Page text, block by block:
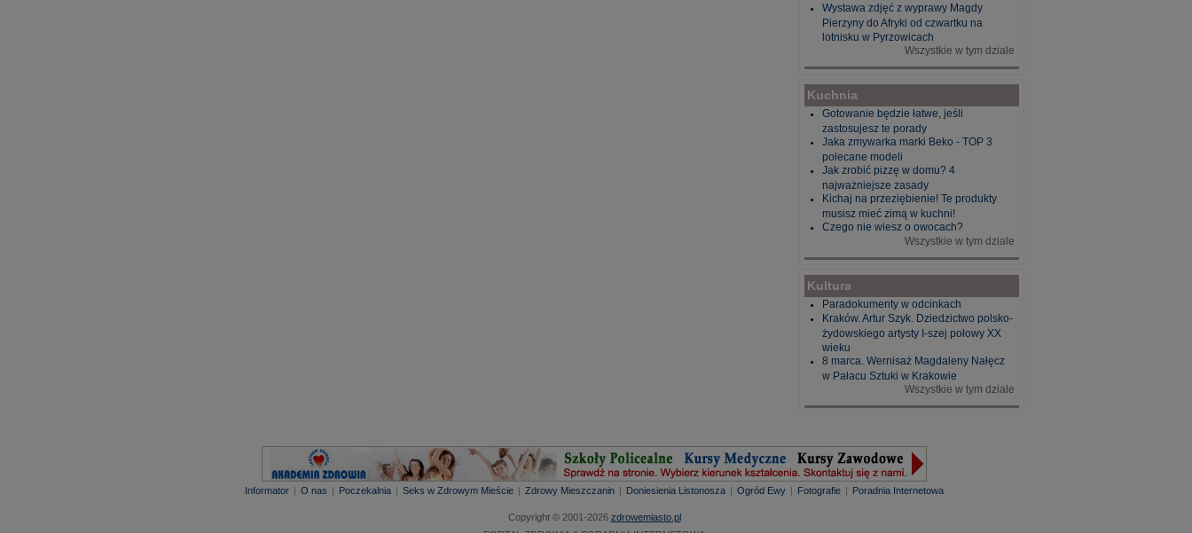
Wystawa zdjęć z wyprawy Magdy
Pierzyny do Afryki od czwartku na
lotnisku w Pyrzowicach
Wszystkie w tym dziale
Kuchnia
Gotowanie będzie łatwe, jeśli
zastosujesz te porady
Jaka zmywarka marki Beko - TOP 3
polecane modeli
Jak zrobić pizzę w domu? 4
najważniejsze zasady
Kichaj na przeziębienie! Te produkty
musisz mieć zimą w kuchni!
Czego nie wiesz o owocach?
Wszystkie w tym dziale
Kultura
Paradokumenty w odcinkach
Kraków. Artur Szyk. Dziedzictwo polsko-
żydowskiego artysty I-szej połowy XX
wieku
8 marca. Wernisaż Magdaleny Nałęcz
w Pałacu Sztuki w Krakowie
Wszystkie w tym dziale
Informator | O nas | Poczekalnia | Seks w Zdrowym Mieście | Zdrowy Mieszczanin | Doniesienia Listonosza | Ogród Ewy | Fotografie | Poradnia Internetowa
Copyright © 2001-2026 zdrowemiasto.pl